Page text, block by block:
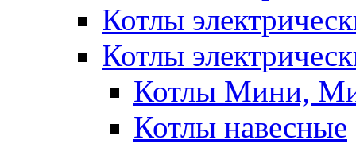
Котлы
Котлы
Котлы Мини,
Котлы навесные